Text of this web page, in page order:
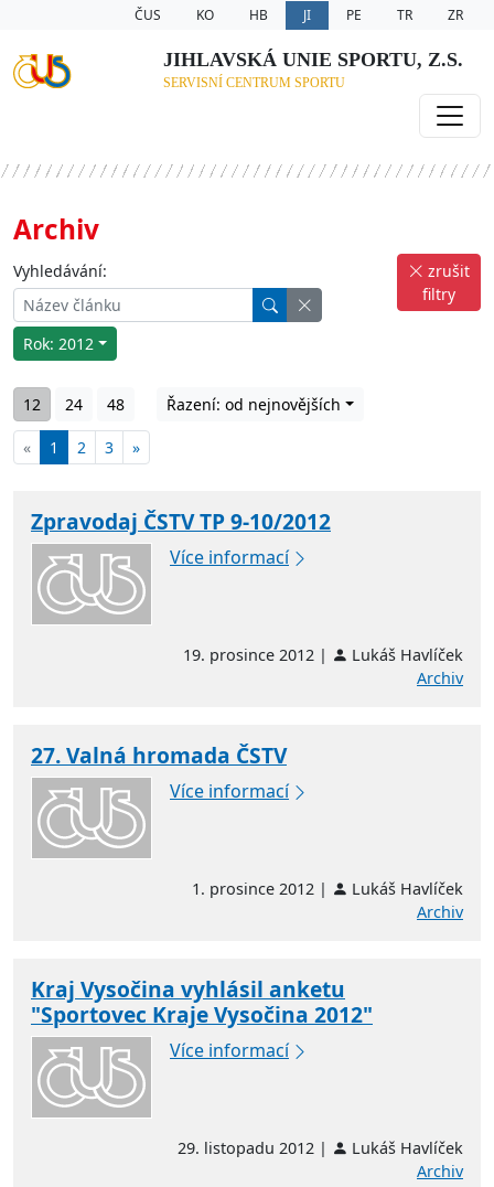
ČUS KO HB JI PE TR ZR
JIHLAVSKÁ UNIE SPORTU, Z.S.
SERVISNÍ CENTRUM SPORTU
Archiv
Vyhledávání:
Rok: 2012
zrušit
filtry
12 24 48 Řazení: od nejnovějších
« 1 2 3 »
Zpravodaj ČSTV TP 9-10/2012
Více informací
19. prosince 2012 |
Lukáš Havlíček
Archiv
27. Valná hromada ČSTV
Více informací
1. prosince 2012 |
Lukáš Havlíček
Archiv
Kraj Vysočina vyhlásil anketu
"Sportovec Kraje Vysočina 2012"
Více informací
29. listopadu 2012 |
Lukáš Havlíček
Archiv